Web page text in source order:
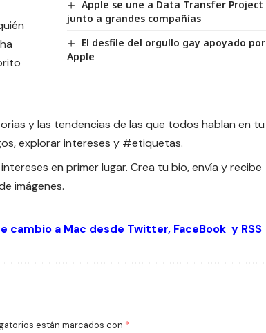
Apple se une a Data Transfer Project
junto a grandes compañías
El desfile del orgullo gay apoyado por
Apple
y las tendencias de las que todos hablan en tu
explorar intereses y #etiquetas.
en primer lugar. Crea tu bio, envía y recibe
imágenes.
cambio a Mac desde Twitter, FaceBook y RSS
están marcados con *